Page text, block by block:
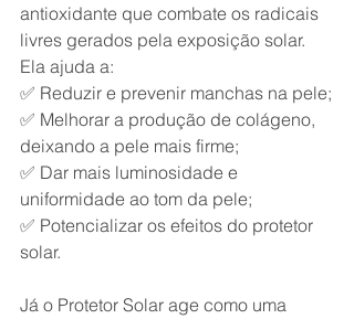
antioxidante que combate os radicais
livres gerados pela exposição solar.
Ela ajuda a:
✅ Reduzir e prevenir manchas na pele;
✅ Melhorar a produção de colágeno,
deixando a pele mais firme;
✅ Dar mais luminosidade e
uniformidade ao tom da pele;
✅ Potencializar os efeitos do protetor
solar.
Já o Protetor Solar age como uma